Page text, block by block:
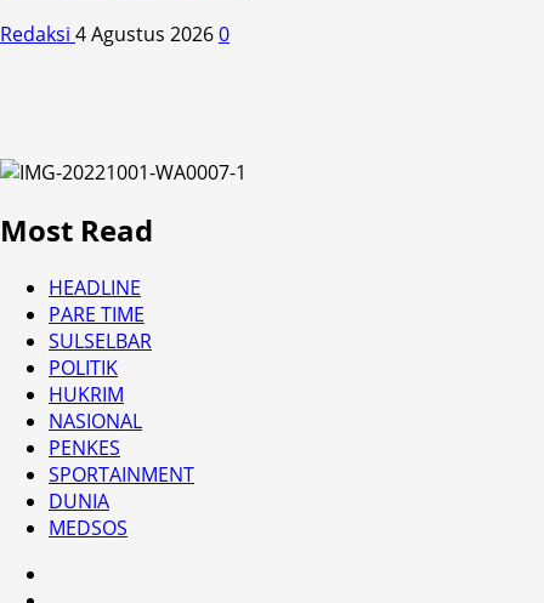
Redaksi 4 Agustus 20260
Most Read
HEADLINE
PARE TIME
SULSELBAR
POLITIK
HUKRIM
NASIONAL
PENKES
SPORTAINMENT
DUNIA
MEDSOS